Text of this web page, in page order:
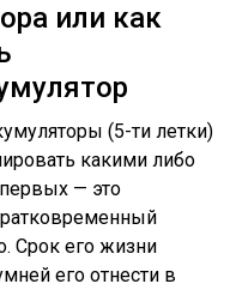
или как
(5-ти летки)
какими либо
— это
Срок его жизни
его отнести в